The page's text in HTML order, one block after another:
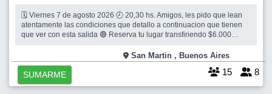
🗓 Viernes 7 de agosto 2026 🕗 20,30 hs. Amigos, les pido que lean
atentamente las condiciones que detallo a continuacion que tienen
que ver con esta salida 🟢 Reserva tu lugar transfiriendo $6.000
publicado. 🟢 El estar confirmado no garantiza cupo. 🟢 Cada uno
abona
San Martin , Buenos Aires
SUMARME 15 8